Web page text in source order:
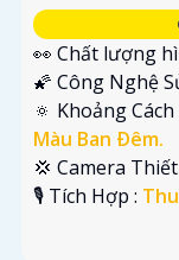
👀 Chất lượng
🌠 Công Nghệ
🔅 Khoảng
Màu Ban Ðêm.
💢 Camera
️🎙 Tích Hợp :